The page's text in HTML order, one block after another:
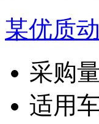
某优质
采购量
适用